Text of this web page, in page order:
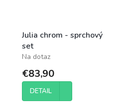
Julia chrom - sprchový
set
Na dotaz
€83,90
DETAIL